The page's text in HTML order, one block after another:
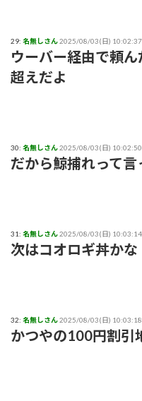
29: 名無しさん2025/08/03(日)
ウーバー経由で頼
超えだよ
30: 名無しさん2025/08/03(日)
だから鯨捕れって言
31: 名無しさん2025/08/03(日)
次はコオロギ丼かな
32: 名無しさん2025/08/03(日)
かつやの100円割引